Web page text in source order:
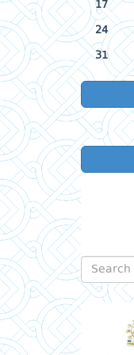
17
24
31